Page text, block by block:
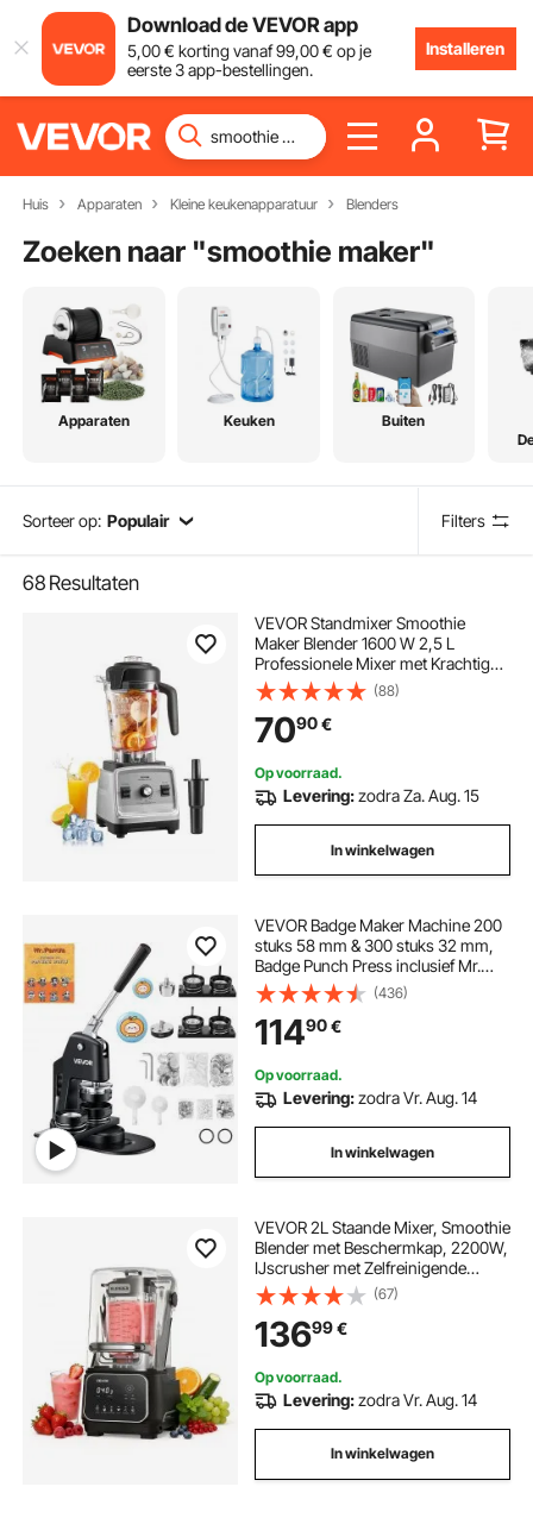
Download de VEVOR app
5,00€ korting vanaf99,00€ op je
eerste 3 app-bestellingen.
Installeren
Huis Apparaten Kleine keukenapparatuur Blenders
Zoeken naar "smoothie maker"
Apparaten Keuken Buiten
Sorteer op: Populair Filters
68 Resultaten
VEVOR Standmixer Smoothie
Maker Blender 1600 W 2,5 L
Professionele Mixer met Krachtige
Motor, Multifunctionele
Keukenmachine voor Smoothies /
Milkshakes / Sappen
(88)
7090€
Op voorraad.
Levering:zodra Za. Aug. 15
In winkelwagen
VEVOR Badge Maker Machine 200
stuks 58 mm & 300 stuks 32 mm,
Badge Punch Press inclusief Mr.
Panda Magic Book & Inbussleutel,
Badge Press Badge
Aluminiumlegering Button Maker
(436)
11490€
Op voorraad.
Levering:zodra Vr. Aug. 14
In winkelwagen
VEVOR 2L Staande Mixer, Smoothie
Blender met Beschermkap, 2200W,
IJscrusher met Zelfreinigende
Functie, Instelbare Snelheid, 6
Voorgeprogrammeerde
Programma's, Smoothies,
IJscrusher, Puree, Zwart
(67)
13699€
Op voorraad.
Levering:zodra Vr. Aug. 14
In winkelwagen